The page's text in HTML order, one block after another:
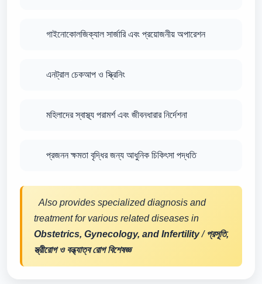
গাইনোকোলজিক্যাল সার্জারি এবং প্রয়োজনীয় অপারেশন
এনট্রাল চেকআপ ও স্ক্রিনিং
মহিলাদের স্বাস্থ্য পরামর্শ এবং জীবনধারার নির্দেশনা
প্রজনন ক্ষমতা বৃদ্ধির জন্য আধুনিক চিকিৎসা পদ্ধতি
Also provides specialized diagnosis and
treatment for various related diseases in
Obstetrics, Gynecology, and Infertility/ প্রসূতি,
স্ত্রীরোগ ও বন্ধ্যাত্ব রোগ বিশেষজ্ঞ